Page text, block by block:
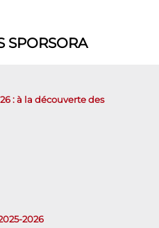
SPORSORA
: à la découverte des
2026